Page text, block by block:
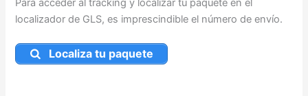
localizador de GLS, es imprescindible el número de envío.
Localiza tu paquete